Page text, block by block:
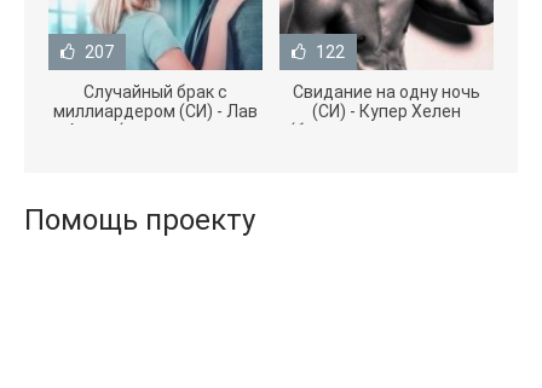
207
Случайный брак с
миллиардером (СИ) - Лав
Агата (полная версия
122
Свидание на одну ночь
(СИ) - Купер Хелен
(бесплатные серии книг
Помощь проекту